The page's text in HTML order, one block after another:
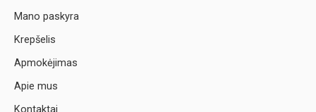
Mano paskyra
Krepšelis
Apmokėjimas
Apie mus
Kontaktai